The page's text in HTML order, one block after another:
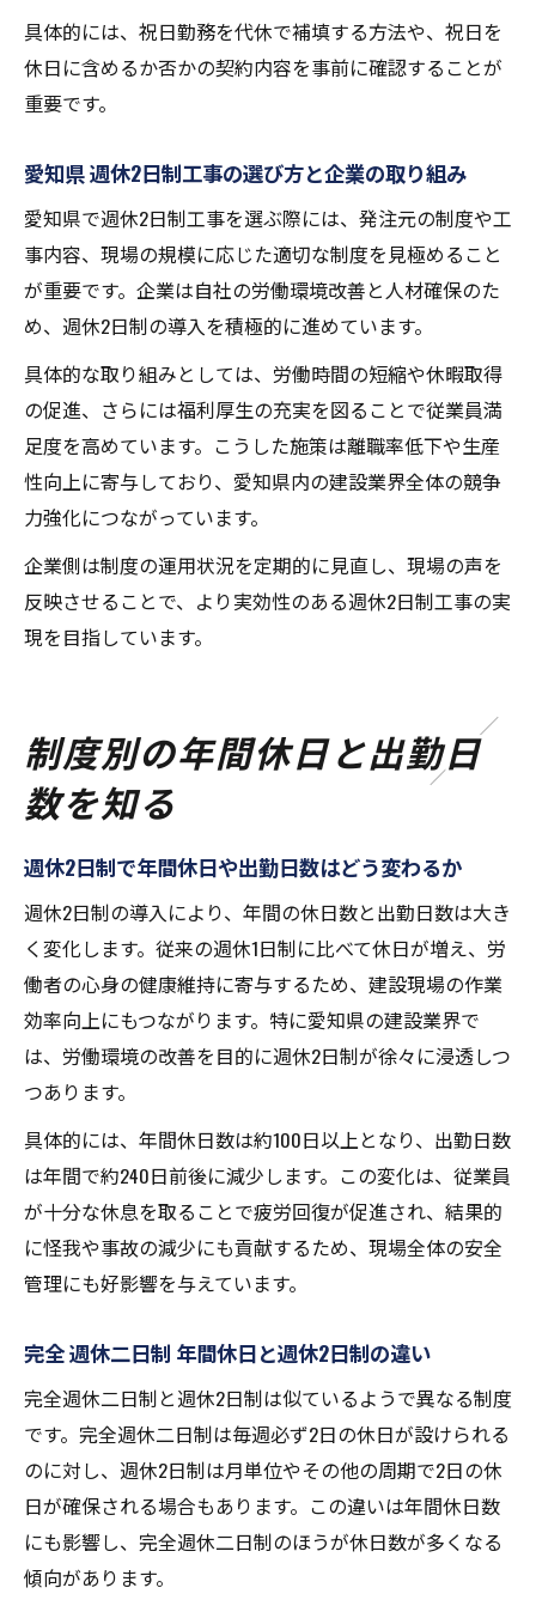
具体的には、祝日勤務を代休で補填する方法や、祝日を
休日に含めるか否かの契約内容を事前に確認することが
重要です。
愛知県 週休2日制工事の選び方と企業の取り組み
愛知県で週休2日制工事を選ぶ際には、発注元の制度や工
事内容、現場の規模に応じた適切な制度を見極めること
が重要です。企業は自社の労働環境改善と人材確保のた
め、週休2日制の導入を積極的に進めています。
具体的な取り組みとしては、労働時間の短縮や休暇取得
の促進、さらには福利厚生の充実を図ることで従業員満
足度を高めています。こうした施策は離職率低下や生産
性向上に寄与しており、愛知県内の建設業界全体の競争
力強化につながっています。
企業側は制度の運用状況を定期的に見直し、現場の声を
反映させることで、より実効性のある週休2日制工事の実
現を目指しています。
制度別の年間休日と出勤日
数を知る
週休2日制で年間休日や出勤日数はどう変わるか
週休2日制の導入により、年間の休日数と出勤日数は大き
く変化します。従来の週休1日制に比べて休日が増え、労
働者の心身の健康維持に寄与するため、建設現場の作業
効率向上にもつながります。特に愛知県の建設業界で
は、労働環境の改善を目的に週休2日制が徐々に浸透しつ
つあります。
具体的には、年間休日数は約100日以上となり、出勤日数
は年間で約240日前後に減少します。この変化は、従業員
が十分な休息を取ることで疲労回復が促進され、結果的
に怪我や事故の減少にも貢献するため、現場全体の安全
管理にも好影響を与えています。
完全 週休二日制 年間休日と週休2日制の違い
完全週休二日制と週休2日制は似ているようで異なる制度
です。完全週休二日制は毎週必ず2日の休日が設けられる
のに対し、週休2日制は月単位やその他の周期で2日の休
日が確保される場合もあります。この違いは年間休日数
にも影響し、完全週休二日制のほうが休日数が多くなる
傾向があります。